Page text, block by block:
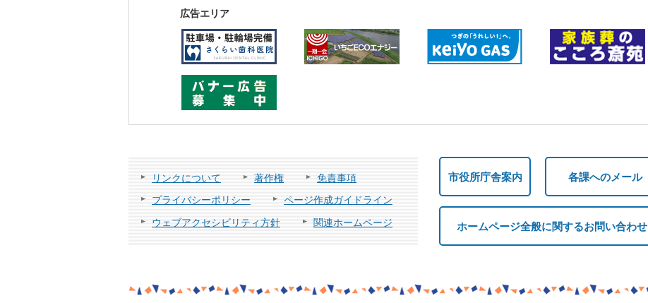
広告エリア
リンクについて 著作権
免責事項
プライバシーポリシー
ページ作成ガイドライン
ウェブアクセシビリティ方針
関連ホームページ
市役所庁舎案内 各課へのメール
ホームページ全般に関するお問い合わせ